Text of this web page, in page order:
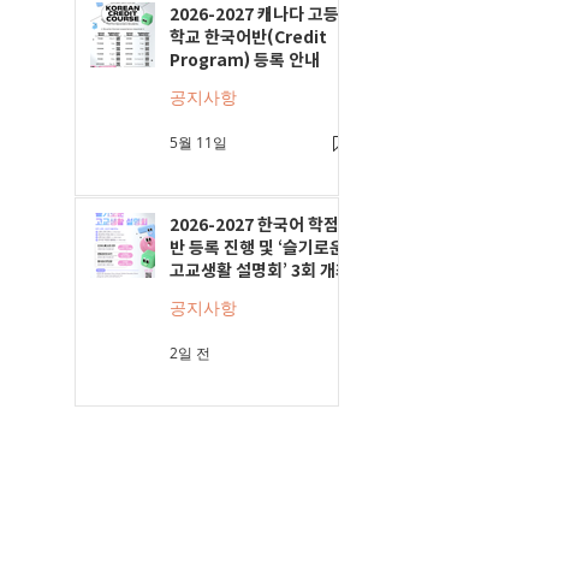
2026-2027 캐나다 고등
학교 한국어반(Credit
Program) 등록 안내
공지사항
5월 11일
2026-2027 한국어 학점
반 등록 진행 및 ‘슬기로운
고교생활 설명회’ 3회 개최
공지사항
2일 전